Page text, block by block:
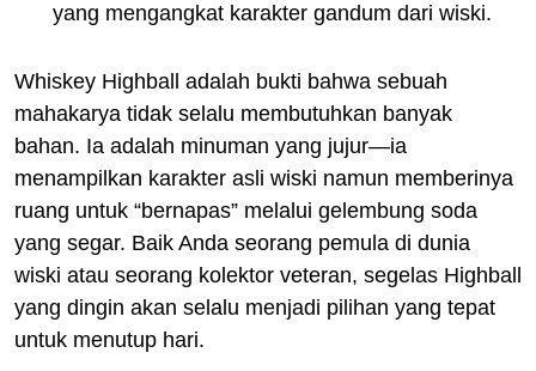
yang mengangkat karakter gandum dari wiski.
Whiskey Highball adalah bukti bahwa sebuah
mahakarya tidak selalu membutuhkan banyak
bahan. Ia adalah minuman yang jujur—ia
menampilkan karakter asli wiski namun memberinya
ruang untuk “bernapas” melalui gelembung soda
yang segar. Baik Anda seorang pemula di dunia
wiski atau seorang kolektor veteran, segelas Highball
yang dingin akan selalu menjadi pilihan yang tepat
untuk menutup hari.